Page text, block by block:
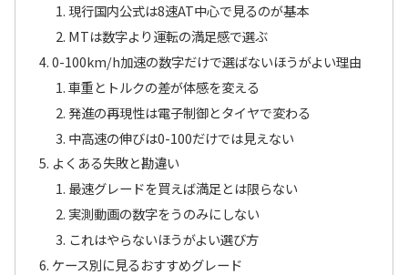
現行国内公式は8速AT中心で見るのが基本
MTは数字より運転の満足感で選ぶ
0-100km/h加速の数字だけで選ばないほうがよい理由
車重とトルクの差が体感を変える
発進の再現性は電子制御とタイヤで変わる
中高速の伸びは0-100だけでは見えない
よくある失敗と勘違い
最速グレードを買えば満足とは限らない
実測動画の数字をうのみにしない
これはやらないほうがよい選び方
ケース別に見るおすすめグレード